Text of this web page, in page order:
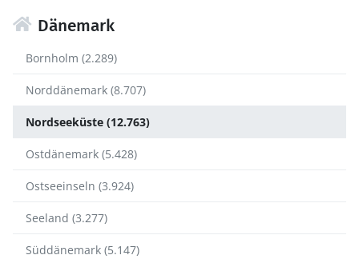
Dänemark
Bornholm (2.289)
Norddänemark (8.707)
Nordseeküste (12.763)
Ostdänemark (5.428)
Ostseeinseln (3.924)
Seeland (3.277)
Süddänemark (5.147)